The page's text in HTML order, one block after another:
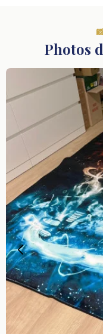
Photos